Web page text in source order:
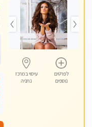
לפרטים
נוספים
עיסוי במרכז
נתניה